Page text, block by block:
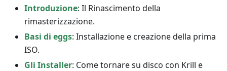
Introduzione: Il Rinascimento della
rimasterizzazione.
Basi di eggs: Installazione e creazione della prima
ISO.
Gli Installer: Come tornare su disco con Krill e